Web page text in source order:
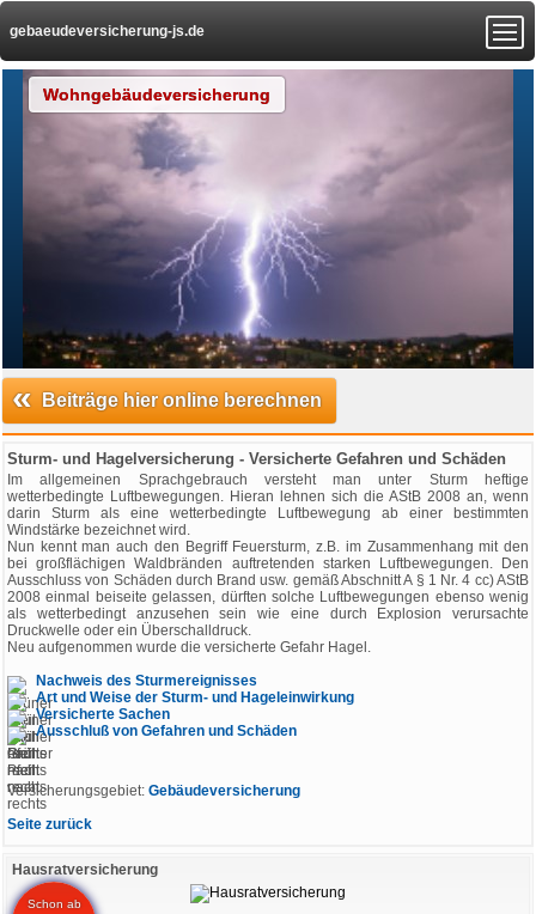
gebaeudeversicherung-js.de
Wohngebäudeversicherung
« Beiträge hier online berechnen
Sturm- und Hagelversicherung - Versicherte Gefahren und Schäden
Im allgemeinen Sprachgebrauch versteht man unter Sturm heftige
wetterbedingte Luftbewegungen. Hieran lehnen sich die AStB 2008 an, wenn
darin Sturm als eine wetterbedingte Luftbewegung ab einer bestimmten
Windstärke bezeichnet wird.
Nun kennt man auch den Begriff Feuersturm, z.B. im Zusammenhang mit den
bei großflächigen Waldbränden auftretenden starken Luftbewegungen. Den
Ausschluss von Schäden durch Brand usw. gemäß Abschnitt A § 1 Nr. 4 cc) AStB
2008 einmal beiseite gelassen, dürften solche Luftbewegungen ebenso wenig
als wetterbedingt anzusehen sein wie eine durch Explosion verursachte
Druckwelle oder ein Überschalldruck.
Neu aufgenommen wurde die versicherte Gefahr Hagel.
Nachweis des Sturmereignisses
Art und Weise der Sturm- und Hageleinwirkung
Versicherte Sachen
Ausschluß von Gefahren und Schäden
Versicherungsgebiet: Gebäudeversicherung
Seite zurück
Hausratversicherung
Schon ab